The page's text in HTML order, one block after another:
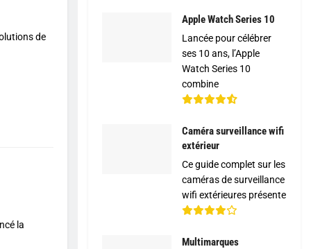
de
la
Apple Watch Series 10
Lancée pour célébrer
ses 10 ans, l’Apple
Watch Series 10
combine
Caméra surveillance wifi
extérieur
Ce guide complet sur les
caméras de surveillance
wifi extérieures présente
Multimarques